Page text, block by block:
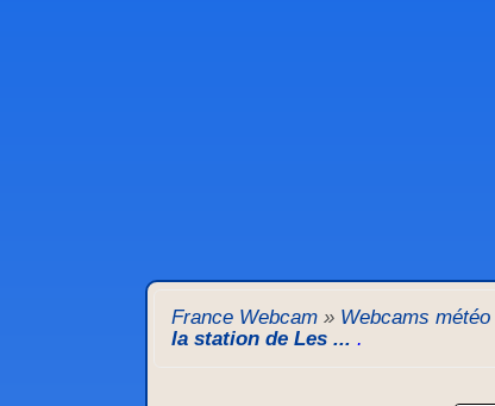
France Webcam » Webcams météo
la station de Les ... .